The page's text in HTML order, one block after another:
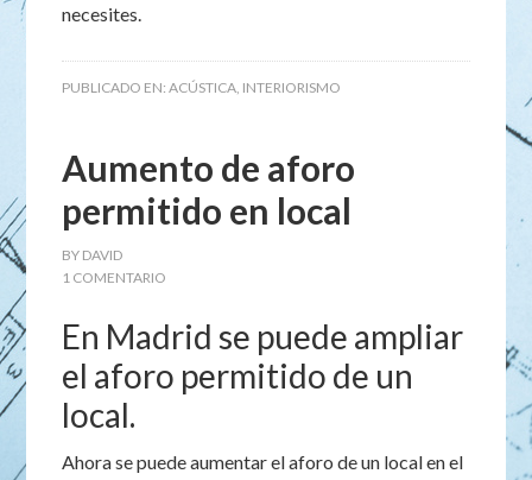
necesites.
PUBLICADO EN:ACÚSTICA, INTERIORISMO
Aumento de aforo
permitido en local
BY DAVID
1 COMENTARIO
En Madrid se puede ampliar
el aforo permitido de un
local.
Ahora se puede aumentar el aforo de un local en el